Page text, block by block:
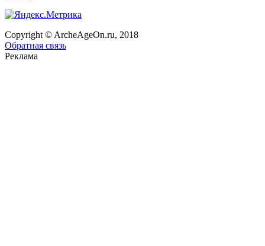
Copyright © ArcheAgeOn.ru, 2018
Обратная связь
Реклама